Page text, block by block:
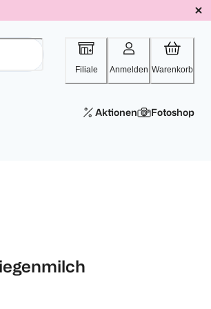
Filiale Anmelden Warenkorb
Aktionen Fotoshop